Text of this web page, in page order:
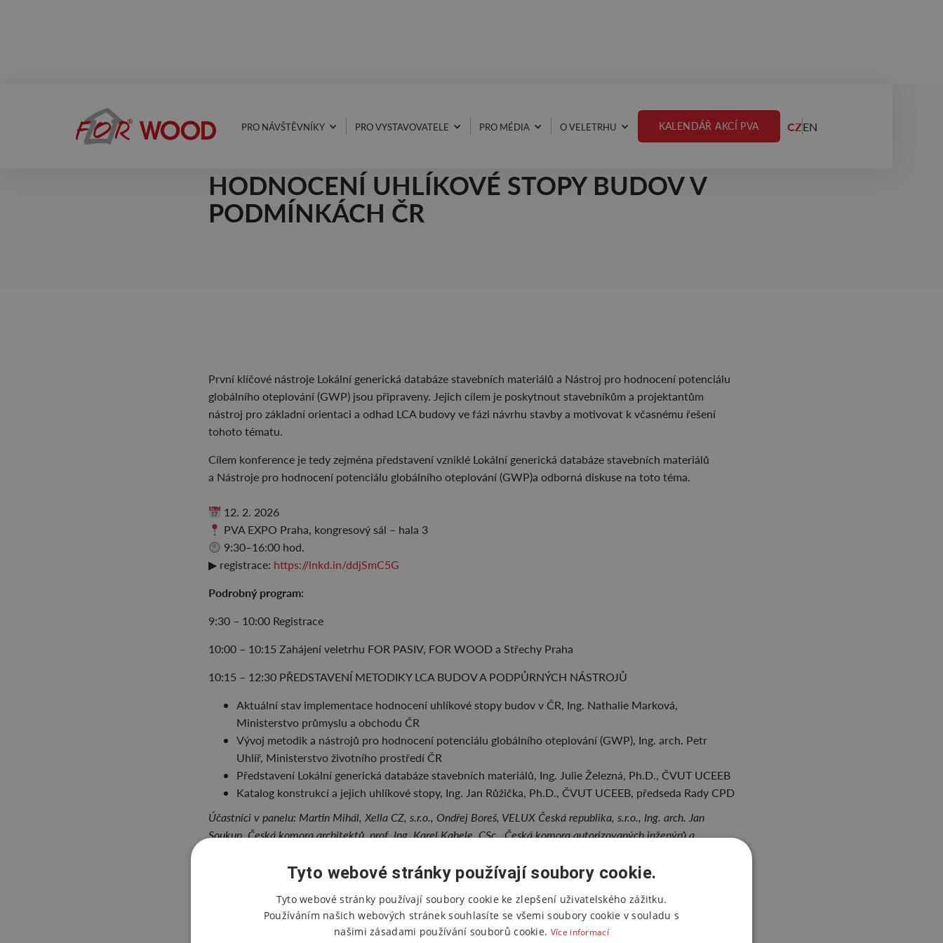
PRO NÁVŠTĚVNÍKY PRO VYSTAVOVATELE PRO MÉDIA O VELETRHU KALENDÁŘ AKCÍ PVA CZEN
10.2.2026
HODNOCENÍ UHLÍKOVÉ STOPY BUDOV V
PODMÍNKÁCH ČR
První klíčové nástroje Lokální generická databáze stavebních materiálů a Nástroj pro hodnocení potenciálu
globálního oteplování (GWP) jsou připraveny. Jejich cílem je poskytnout stavebníkům a projektantům
nástroj pro základní orientaci a odhad LCA budovy ve fázi návrhu stavby a motivovat k včasnému řešení
tohoto tématu.
Cílem konference je tedy zejména představení vzniklé Lokální generická databáze stavebních materiálů
a Nástroje pro hodnocení potenciálu globálního oteplování (GWP)a odborná diskuse na toto téma.
12. 2. 2026
PVA EXPO Praha, kongresový sál – hala 3
9:30–16:00 hod.
▶ registrace: https://lnkd.in/ddjSmC5G
Podrobný program:
9:30 – 10:00 Registrace
10:00 – 10:15 Zahájení veletrhu FOR PASIV, FOR WOOD a Střechy Praha
10:15 – 12:30 PŘEDSTAVENÍ METODIKY LCA BUDOV A PODPŮRNÝCH NÁSTROJŮ
Aktuální stav implementace hodnocení uhlíkové stopy budov v ČR, Ing. Nathalie Marková,
Ministerstvo průmyslu a obchodu ČR
Vývoj metodik a nástrojů pro hodnocení potenciálu globálního oteplování (GWP), Ing. arch. Petr
Uhlíř, Ministerstvo životního prostředí ČR
Představení Lokální generická databáze stavebních materiálů, Ing. Julie Železná, Ph.D., ČVUT UCEEB
Katalog konstrukcí a jejich uhlíkové stopy, Ing. Jan Růžička, Ph.D., ČVUT UCEEB, předseda Rady CPD
Účastníci v panelu: Martin Mihál, Xella CZ, s.r.o., Ondřej Boreš, VELUX Česká republika, s.r.o., Ing. arch. Jan
Soukup, Česká komora architektů, prof. Ing. Karel Kabele, CSc., Česká komora autorizovaných inženýrů a
12:30 – 13:15 Coffee Break & Networking
13:15 – 14:30 METODIKA HODNOCENÍ LCA BUDOV A KALKULAČNÍ NÁSTROJ PRO ZJEDNODUŠENÝ
Tyto webové stránky používají soubory cookie.
Tyto webové stránky používají soubory cookie ke zlepšení uživatelského zážitku.
Používáním našich webových stránek souhlasíte se všemi soubory cookie v souladu s
našimi zásadami používání souborů cookie. Více informací